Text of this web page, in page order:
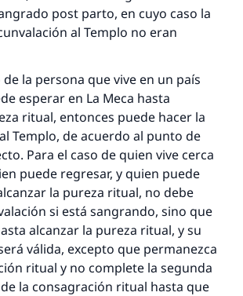
post parto, en cuyo caso la
al Templo no eran
de la persona que vive en un país
esperar en La Meca hasta
ritual, entonces puede hacer la
Templo, de acuerdo al punto de
Para el caso de quien vive cerca
puede regresar, y quien puede
la pureza ritual, no debe
si está sangrando, sino que
alcanzar la pureza ritual, y su
válida, excepto que permanezca
ritual y no complete la segunda
la consagración ritual hasta que
Profeta ﷺ dijo:
que orienta a otros a hacer el
la misma recompensa que
(MUSLIM, 1893)
Contribuir